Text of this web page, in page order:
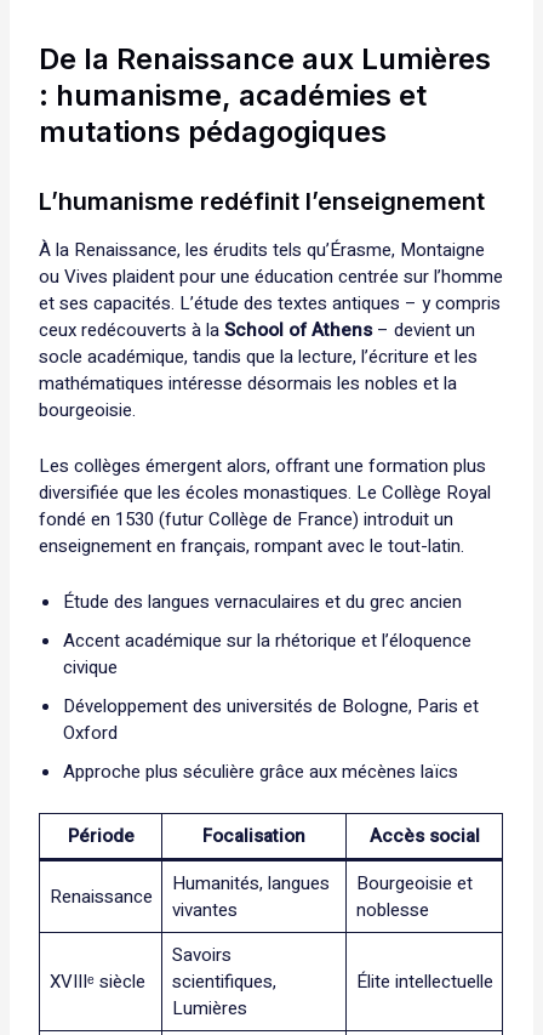
De la Renaissance aux Lumières
: humanisme, académies et
mutations pédagogiques
L’humanisme redéfinit l’enseignement
À la Renaissance, les érudits tels qu’Érasme, Montaigne
ou Vives plaident pour une éducation centrée sur l’homme
et ses capacités. L’étude des textes antiques – y compris
ceux redécouverts à laSchool of Athens– devient un
socle académique, tandis que la lecture, l’écriture et les
mathématiques intéresse désormais les nobles et la
bourgeoisie.
Les collèges émergent alors, offrant une formation plus
diversifiée que les écoles monastiques. Le Collège Royal
fondé en 1530 (futur Collège de France) introduit un
enseignement en français, rompant avec le tout-latin.
Étude des langues vernaculaires et du grec ancien
Accent académique sur la rhétorique et l’éloquence
civique
Développement des universités de Bologne, Paris et
Oxford
Approche plus séculière grâce aux mécènes laïcs
Période Focalisation Accès social
Renaissance
Humanités, langues
vivantes
Bourgeoisie et
noblesse
XVIIIᵉ siècle
Savoirs
scientifiques,
Lumières
Élite intellectuelle